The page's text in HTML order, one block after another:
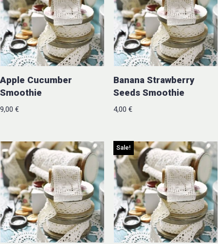
Apple Cucumber
Smoothie
9,00 €
Banana Strawberry
Seeds Smoothie
4,00 €
Sale!